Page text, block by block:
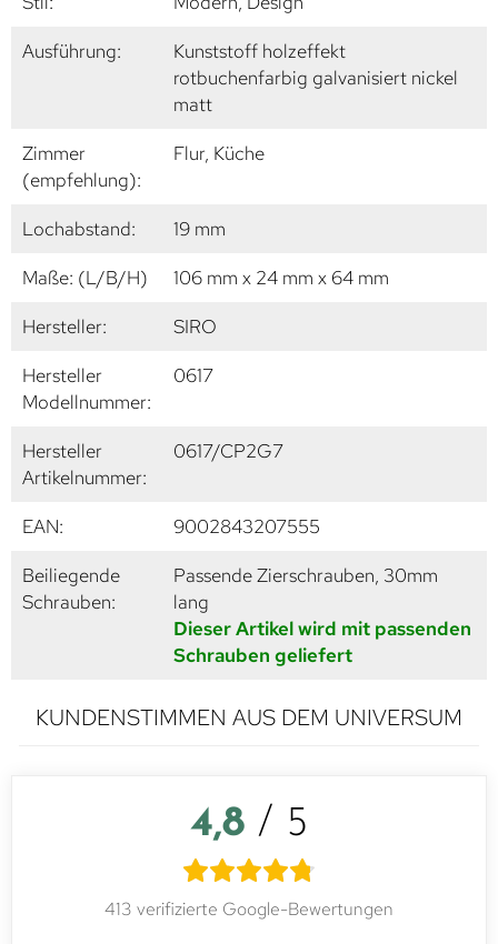
Ausführung:
Kunststoff holzeffekt
rotbuchenfarbig galvanisiert nickel
matt
Zimmer
(empfehlung):
Flur, Küche
Lochabstand:
19 mm
Maße: (L/B/H)
106 mm x 24 mm x 64 mm
Hersteller:
SIRO
Hersteller
Modellnummer:
0617
Hersteller
Artikelnummer:
0617/CP2G7
EAN:
9002843207555
Beiliegende
Schrauben:
Passende Zierschrauben, 30mm
lang
Dieser Artikel wird mit passenden
Schrauben geliefert
KUNDENSTIMMEN AUS DEM UNIVERSUM
4,8 / 5
413 verifizierte Google-Bewertungen